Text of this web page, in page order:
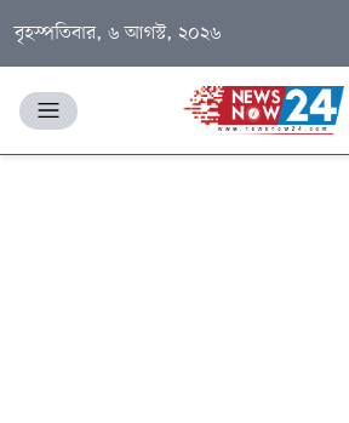
বৃহস্পতিবার, ৬ আগস্ট, ২০২৬